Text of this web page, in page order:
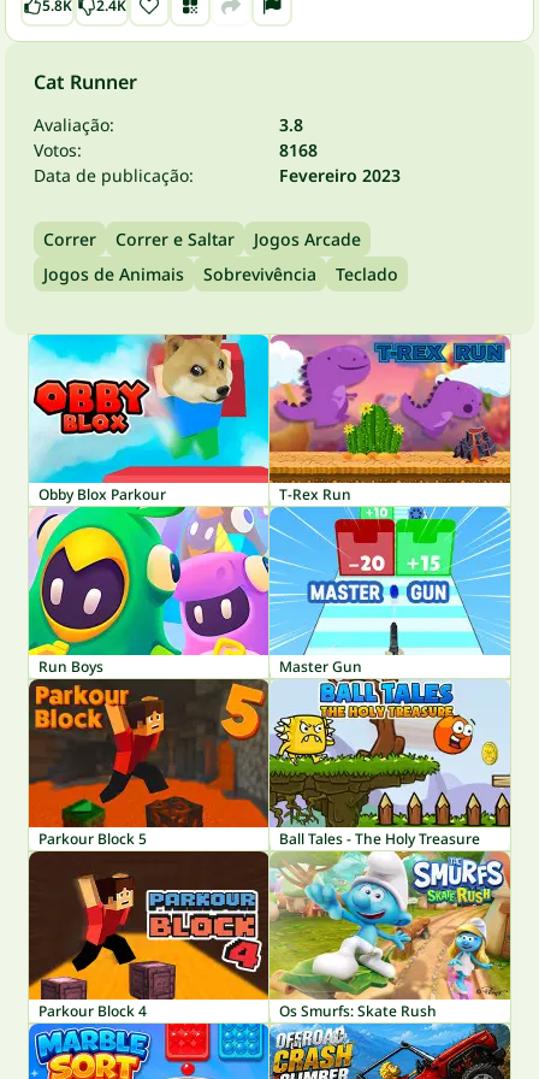
5.8K 2.4K
Cat Runner
Avaliação:
3.8
Votos:
8168
Data de publicação:
Fevereiro 2023
Correr Correr e Saltar
Jogos Arcade
Jogos de Animais
Sobrevivência Teclado
Obby Blox Parkour T-Rex Run
Run Boys Master Gun
Parkour Block 5 Ball Tales - The Holy Treasure
Parkour Block 4 Os Smurfs: Skate Rush